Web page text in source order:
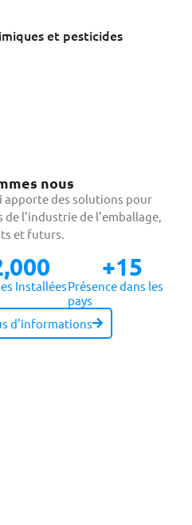
et pesticides
nous
apporte des solutions pour
l’industrie de l’emballage,
et futurs.
InstalléesPrésence dans les
pays
+15
d'informations